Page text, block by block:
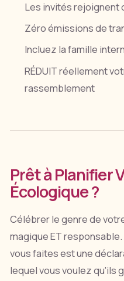
Les invités rejoignent
Zéro émissions de
Incluez la famille
RÉDUIT réellement
rassemblement
Prêt à Planifier
Écologique ?
Célébrer le genre de
magique ET
vous faites est une
lequel vous voulez qu'ils